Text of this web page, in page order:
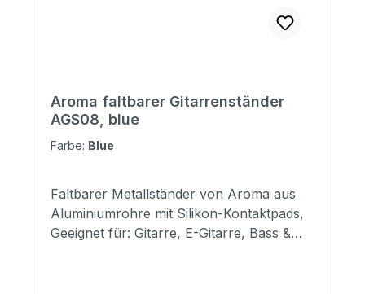
Aroma faltbarer Gitarrenständer
AGS08, blue
Farbe: Blue
Faltbarer Metallständer von Aroma aus
Aluminiumrohre mit Silikon-Kontaktpads,
Geeignet für: Gitarre, E-Gitarre, Bass &